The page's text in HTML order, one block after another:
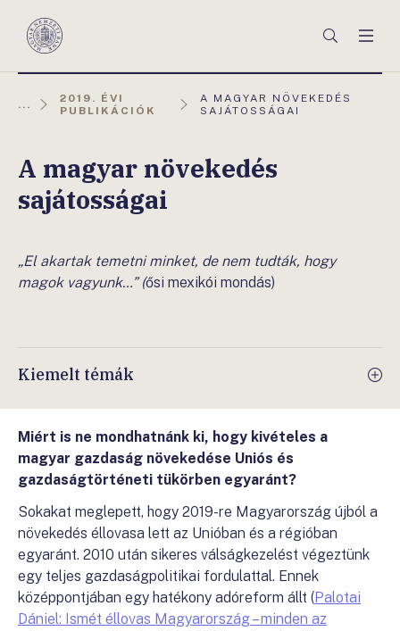
Magyar
Keresés
...
2019. ÉVI
PUBLIKÁCIÓK
AKTUÁLIS
OLDAL:
A MAGYAR NÖVEKEDÉS
SAJÁTOSSÁGAI
A magyar növekedés
sajátosságai
„El akartak temetni minket, de nem tudták, hogy
magok vagyunk…” (ősi mexikói mondás)
Kiemelt témák
Miért is ne mondhatnánk ki, hogy kivételes a
magyar gazdaság növekedése Uniós és
gazdaságtörténeti tükörben egyaránt?
Sokakat meglepett, hogy 2019-re Magyarország újból a
növekedés éllovasa lett az Unióban és a régióban
egyaránt. 2010 után sikeres válságkezelést végeztünk
egy teljes gazdaságpolitikai fordulattal. Ennek
középpontjában egy hatékony adóreform állt (Palotai
Dániel: Ismét éllovas Magyarország – minden az